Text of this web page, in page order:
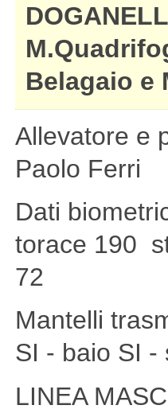
Belagaio e
Allevatore e
Paolo Ferri
Dati
torace 190
72
Mantelli
SI - baio SI -
LINEA